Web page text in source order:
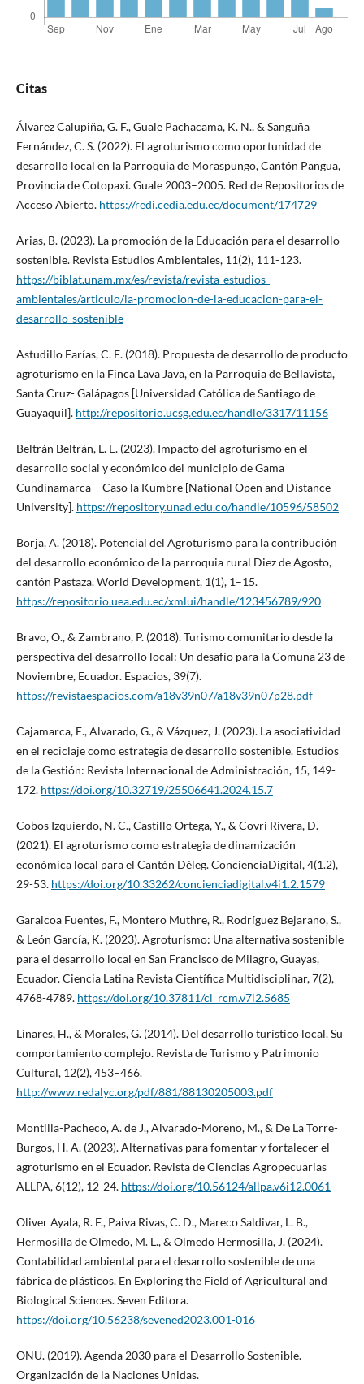
Citas
Álvarez Calupiña, G. F., Guale Pachacama, K. N., & Sanguña
Fernández, C. S. (2022). El agroturismo como oportunidad de
desarrollo local en la Parroquia de Moraspungo, Cantón Pangua,
Provincia de Cotopaxi. Guale 2003–2005. Red de Repositorios de
Acceso Abierto. https://redi.cedia.edu.ec/document/174729
Arias, B. (2023). La promoción de la Educación para el desarrollo
sostenible. Revista Estudios Ambientales, 11(2), 111-123.
https://biblat.unam.mx/es/revista/revista-estudios-
ambientales/articulo/la-promocion-de-la-educacion-para-el-
desarrollo-sostenible
Astudillo Farías, C. E. (2018). Propuesta de desarrollo de producto
agroturismo en la Finca Lava Java, en la Parroquia de Bellavista,
Santa Cruz- Galápagos [Universidad Católica de Santiago de
Guayaquil]. http://repositorio.ucsg.edu.ec/handle/3317/11156
Beltrán Beltrán, L. E. (2023). Impacto del agroturismo en el
desarrollo social y económico del municipio de Gama
Cundinamarca – Caso la Kumbre [National Open and Distance
University]. https://repository.unad.edu.co/handle/10596/58502
Borja, A. (2018). Potencial del Agroturismo para la contribución
del desarrollo económico de la parroquia rural Diez de Agosto,
cantón Pastaza. World Development, 1(1), 1–15.
https://repositorio.uea.edu.ec/xmlui/handle/123456789/920
Bravo, O., & Zambrano, P. (2018). Turismo comunitario desde la
perspectiva del desarrollo local: Un desafío para la Comuna 23 de
Noviembre, Ecuador. Espacios, 39(7).
https://revistaespacios.com/a18v39n07/a18v39n07p28.pdf
Cajamarca, E., Alvarado, G., & Vázquez, J. (2023). La asociatividad
en el reciclaje como estrategia de desarrollo sostenible. Estudios
de la Gestión: Revista Internacional de Administración, 15, 149-
172. https://doi.org/10.32719/25506641.2024.15.7
Cobos Izquierdo, N. C., Castillo Ortega, Y., & Covri Rivera, D.
(2021). El agroturismo como estrategia de dinamización
económica local para el Cantón Déleg. ConcienciaDigital, 4(1.2),
29-53. https://doi.org/10.33262/concienciadigital.v4i1.2.1579
Garaicoa Fuentes, F., Montero Muthre, R., Rodríguez Bejarano, S.,
& León García, K. (2023). Agroturismo: Una alternativa sostenible
para el desarrollo local en San Francisco de Milagro, Guayas,
Ecuador. Ciencia Latina Revista Científica Multidisciplinar, 7(2),
4768-4789. https://doi.org/10.37811/cl_rcm.v7i2.5685
Linares, H., & Morales, G. (2014). Del desarrollo turístico local. Su
comportamiento complejo. Revista de Turismo y Patrimonio
Cultural, 12(2), 453–466.
http://www.redalyc.org/pdf/881/88130205003.pdf
Montilla-Pacheco, A. de J., Alvarado-Moreno, M., & De La Torre-
Burgos, H. A. (2023). Alternativas para fomentar y fortalecer el
agroturismo en el Ecuador. Revista de Ciencias Agropecuarias
ALLPA, 6(12), 12-24. https://doi.org/10.56124/allpa.v6i12.0061
Oliver Ayala, R. F., Paiva Rivas, C. D., Mareco Saldivar, L. B.,
Hermosilla de Olmedo, M. L., & Olmedo Hermosilla, J. (2024).
Contabilidad ambiental para el desarrollo sostenible de una
fábrica de plásticos. En Exploring the Field of Agricultural and
Biological Sciences. Seven Editora.
https://doi.org/10.56238/sevened2023.001-016
ONU. (2019). Agenda 2030 para el Desarrollo Sostenible.
Organización de la Naciones Unidas.